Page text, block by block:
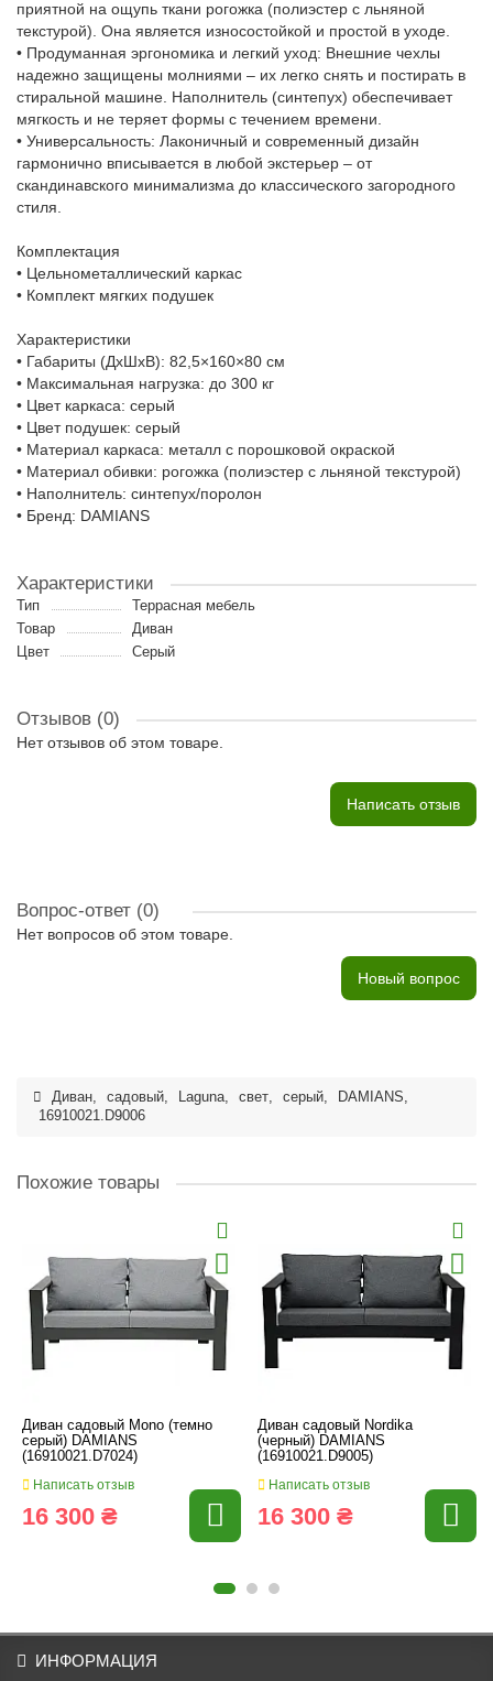
приятной на ощупь ткани рогожка (полиэстер с льняной
текстурой). Она является износостойкой и простой в уходе.
• Продуманная эргономика и легкий уход: Внешние чехлы
надежно защищены молниями – их легко снять и постирать в
стиральной машине. Наполнитель (синтепух) обеспечивает
мягкость и не теряет формы с течением времени.
• Универсальность: Лаконичный и современный дизайн
гармонично вписывается в любой экстерьер – от
скандинавского минимализма до классического загородного
стиля.
Комплектация
• Цельнометаллический каркас
• Комплект мягких подушек
Характеристики
• Габариты (ДхШхВ): 82,5×160×80 см
• Максимальная нагрузка: до 300 кг
• Цвет каркаса: серый
• Цвет подушек: серый
• Материал каркаса: металл с порошковой окраской
• Материал обивки: рогожка (полиэстер с льняной текстурой)
• Наполнитель: синтепух/поролон
• Бренд: DAMIANS
Характеристики
Тип
Террасная мебель
Товар
Диван
Цвет
Серый
Отзывов (0)
Нет отзывов об этом товаре.
Написать отзыв
Вопрос-ответ (0)
Нет вопросов об этом товаре.
Новый вопрос
Диван, садовый, Laguna, свет, серый, DAMIANS,
16910021.D9006
Похожие товары
Диван садовый Mono (темно
серый) DAMIANS
(16910021.D7024)
Написать отзыв
16 300 ₴
Диван садовый Nordika
(черный) DAMIANS
(16910021.D9005)
Написать отзыв
16 300 ₴
ИНФОРМАЦИЯ